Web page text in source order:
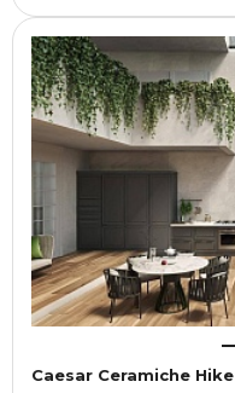
Caesar Ceramiche Hike